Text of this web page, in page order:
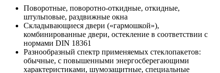
Поворотные, поворотно-откидные, откидные,
штульповые, раздвижные окна
Складывающиеся двери («гармошкой»),
комбинированные двери, остекление в соответствии с
нормами DIN 18361
Разнообразный спектр применяемых стеклопакетов:
обычные, с повышенными энергосберегающими
характеристиками, шумозащитные, специальные